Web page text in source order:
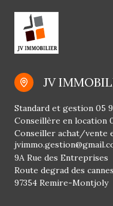
JV
Standard et gestion 05
Conseillère en location
Conseiller achat/vente
9A Rue des Entreprises
Route degrad des cannes
97354 Remire-Montjoly